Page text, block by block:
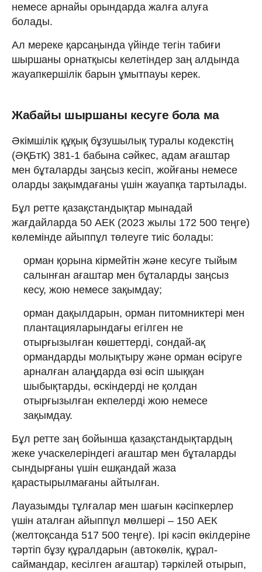
немесе арнайы орындарда жалға алуға
болады.
Ал мереке қарсаңында үйінде тегін табиғи
шыршаны орнатқысы келетіндер заң алдында
жауапкершілік барын ұмытпауы керек.
Жабайы шыршаны кесуге бола ма
Әкімшілік құқық бұзушылық туралы кодекстің
(ӘҚБтК) 381-1 бабына сәйкес, адам ағаштар
мен бұталарды заңсыз кесіп, жойғаны немесе
оларды зақымдағаны үшін жауапқа тартылады.
Бұл ретте қазақстандықтар мынадай
жағдайларда 50 АЕК (2023 жылы 172 500 теңге)
көлемінде айыппұл төлеуге тиіс болады:
орман қорына кірмейтін және кесуге тыйым
салынған ағаштар мен бұталарды заңсыз
кесу, жою немесе зақымдау;
орман дақылдарын, орман питомниктері мен
плантацияларындағы егілген не
отырғызылған көшеттерді, сондай-ақ
ормандарды молықтыру және орман өсіруге
арналған алаңдарда өзі өсіп шыққан
шыбықтарды, өскіндерді не қолдан
отырғызылған екпелерді жою немесе
зақымдау.
Бұл ретте заң бойынша қазақстандықтардың
жеке учаскелеріндегі ағаштар мен бұталарды
сындырғаны үшін ешқандай жаза
қарастырылмағаны айтылған.
Лауазымды тұлғалар мен шағын кәсіпкерлер
үшін аталған айыппұл мөлшері – 150 АЕК
(желтоқсанда 517 500 теңге). Ірі кәсіп өкілдеріне
тәртіп бұзу құралдарын (автокөлік, құрал-
саймандар, кесілген ағаштар) тәркілей отырып,